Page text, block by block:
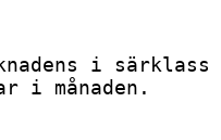
i särklass
i månaden.